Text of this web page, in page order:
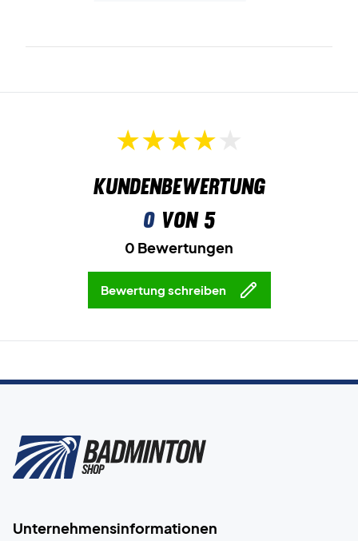
Kundenbewertung
0von 5
0 Bewertungen
Bewertung schreiben
Unternehmensinformationen